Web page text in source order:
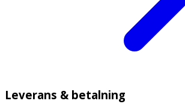
Leverans & betalning